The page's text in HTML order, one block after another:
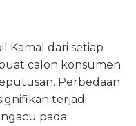
Kamal dari setiap
calon konsumen
Perbedaan
terjadi
pada